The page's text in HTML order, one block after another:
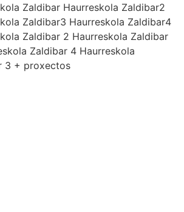
Zaldibar Haurreskola Zaldibar2
Zaldibar3 Haurreskola Zaldibar4
Zaldibar 2 Haurreskola Zaldibar
Zaldibar 4 Haurreskola
3 + proxectos